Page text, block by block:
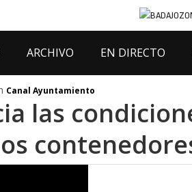
ARCHIVO EN DIRECTO
Canal Ayuntamiento
las